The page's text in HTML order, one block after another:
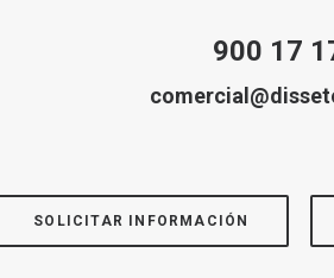
900 17
SOLICITAR INFORMACIÓN